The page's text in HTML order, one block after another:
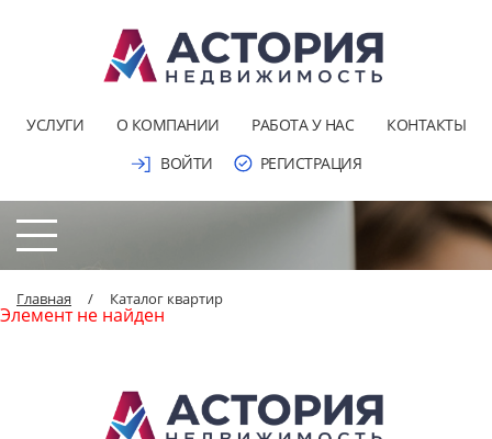
УСЛУГИ О КОМПАНИИ РАБОТА У НАС
КОНТАКТЫ
ВОЙТИ
РЕГИСТРАЦИЯ
Главная / Каталог квартир
Элемент не найден